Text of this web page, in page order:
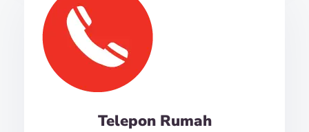
Telepon Rumah